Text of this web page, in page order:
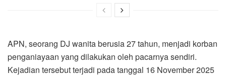
APN, seorang DJ wanita berusia 27 tahun, menjadi korban
penganiayaan yang dilakukan oleh pacarnya sendiri.
Kejadian tersebut terjadi pada tanggal 16 November 2025